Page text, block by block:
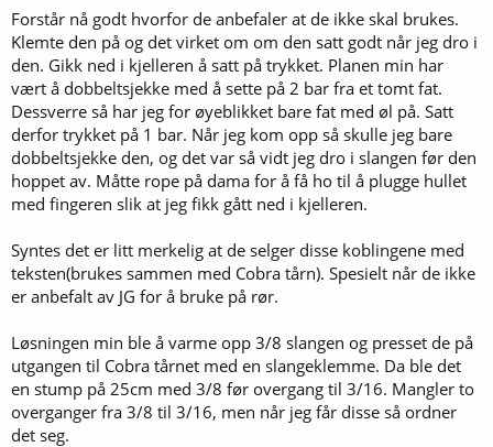
På den annen side, speedfit koblingene er ratet til 16 bar / 232 psi.
(!), så da kan det hende det går fint å bruke de på stålrør når de
fleste av oss holder seg i området ca 1 bar.
Forstår nå godt hvorfor de anbefaler at de ikke skal brukes.
Klemte den på og det virket om om den satt godt når jeg dro i
den. Gikk ned i kjelleren å satt på trykket. Planen min har
vært å dobbeltsjekke med å sette på 2 bar fra et tomt fat.
Dessverre så har jeg for øyeblikket bare fat med øl på. Satt
derfor trykket på 1 bar. Når jeg kom opp så skulle jeg bare
dobbeltsjekke den, og det var så vidt jeg dro i slangen før den
hoppet av. Måtte rope på dama for å få ho til å plugge hullet
med fingeren slik at jeg fikk gått ned i kjelleren.
Syntes det er litt merkelig at de selger disse koblingene med
teksten(brukes sammen med Cobra tårn). Spesielt når de ikke
er anbefalt av JG for å bruke på rør.
Løsningen min ble å varme opp 3/8 slangen og presset de på
utgangen til Cobra tårnet med en slangeklemme. Da ble det
en stump på 25cm med 3/8 før overgang til 3/16. Mangler to
overganger fra 3/8 til 3/16, men når jeg får disse så ordner
det seg.